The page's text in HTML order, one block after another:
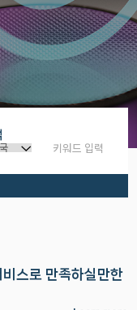
비스로 만족하실만한